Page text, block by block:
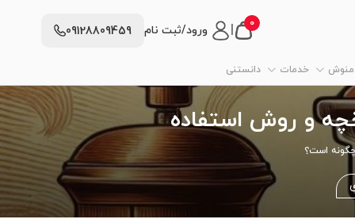
0 ورود/ثبت نام 09128809459
خدمات دانستنی
است؟